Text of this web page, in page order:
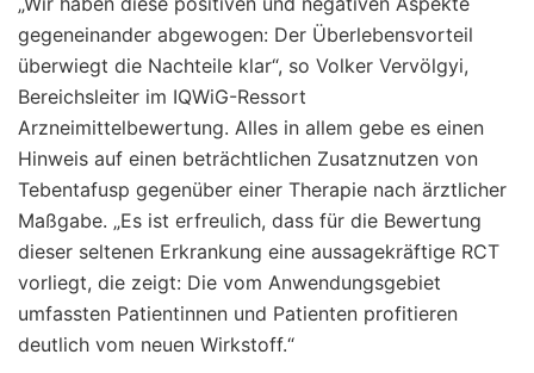
gegeneinander abgewogen: Der Überlebensvorteil
überwiegt die Nachteile klar“, so Volker Vervölgyi,
Bereichsleiter im IQWiG-Ressort
Arzneimittelbewertung. Alles in allem gebe es einen
Hinweis auf einen beträchtlichen Zusatznutzen von
Tebentafusp gegenüber einer Therapie nach ärztlicher
Maßgabe. „Es ist erfreulich, dass für die Bewertung
dieser seltenen Erkrankung eine aussagekräftige RCT
vorliegt, die zeigt: Die vom Anwendungsgebiet
umfassten Patientinnen und Patienten profitieren
deutlich vom neuen Wirkstoff.“